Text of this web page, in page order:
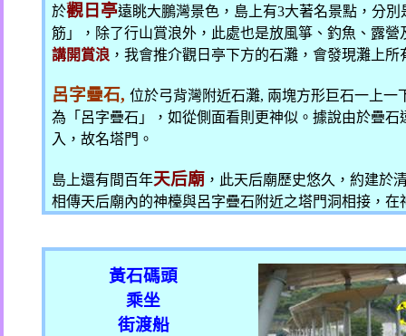
於觀日亭遠眺大鵬灣景色，島上有3大著名景點，分
筋」，除了行山賞浪外，此處也是放風箏、釣魚、露營
講開賞浪 ，我會推介觀日亭下方的石灘，會發現灘上
呂字疊石, 位於弓背灣附近石灘, 兩塊方形巨石一上一
為「呂字疊石」
，如從側面看則更神似。據說由於疊
入，故名塔門。
島上還有間百年天后廟 ，此天后廟歷史悠久，約建於
相傳天后廟內的神檯與呂字疊石附近之塔門洞相接，
黃石碼頭
乘坐
街渡船